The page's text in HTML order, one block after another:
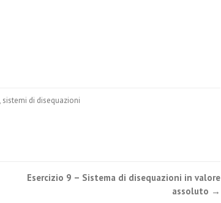
, sistemi di disequazioni
Esercizio 9 – Sistema di disequazioni in valore
assoluto →